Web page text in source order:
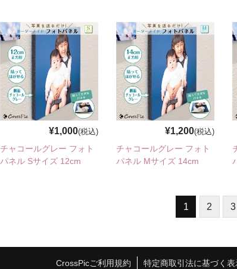
¥1,000(税込)
チャコールグレー フォト
パネル Sサイズ 12cm
¥1,200(税込)
チャコールグレー フォト
パネル Mサイズ 14cm
1 2 3
CrossPicご利用規約 特定商取引法に基づく表